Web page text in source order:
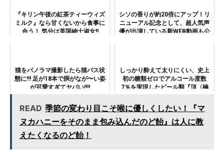
『キリン午後の紅茶ティーウィズ
ミルク』なら甘くないから食事に
合う！ 気分は英国紳士淑女!!
シソの香りが約20倍にアップ！リ
ニューアル記念として、超人気声
優が出演している新WEB動画も公
猫をパノラマ撮影したら猫バス状
態に!!! 足が18本で胴がなが〜い姿
が可愛すぎてヤバい!!!!
しっかり酔えて太りにくい、史上
初の糖類ゼロでアルコール度数
7％を実現したビール類『頂〈極
READ 季節の変わり目こそ喉に優しくしたい！『マ
ヌカハニーをそのまま包み込んだのど飴』は人に教
えたくなるのど飴！